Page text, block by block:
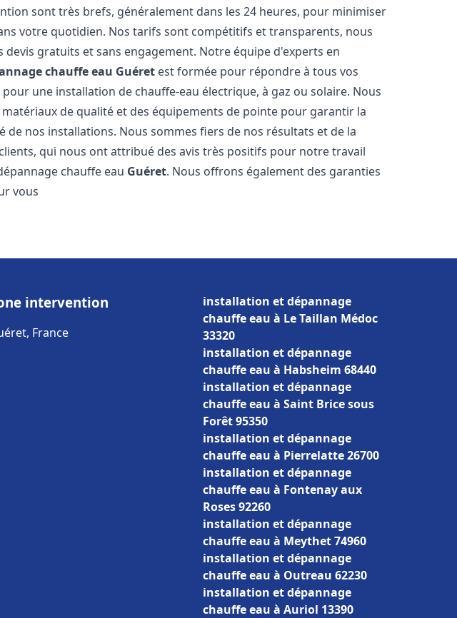
sont très brefs, généralement dans les 24 heures, pour minimiser
votre quotidien. Nos tarifs sont compétitifs et transparents, nous
devis gratuits et sans engagement. Notre équipe d'experts en
chauffe eau Guéret est formée pour répondre à tous vos
une installation de chauffe-eau électrique, à gaz ou solaire. Nous
de qualité et des équipements de pointe pour garantir la
de nos installations. Nous sommes fiers de nos résultats et de la
qui nous ont attribué des avis très positifs pour notre travail
chauffe eau Guéret. Nous offrons également des garanties
vous
intervention
France
installation et dépannage
chauffe eau à Le Taillan Médoc
33320
installation et dépannage
chauffe eau à Habsheim 68440
installation et dépannage
chauffe eau à Saint Brice sous
Forêt 95350
installation et dépannage
chauffe eau à Pierrelatte 26700
installation et dépannage
chauffe eau à Fontenay aux
Roses 92260
installation et dépannage
chauffe eau à Meythet 74960
installation et dépannage
chauffe eau à Outreau 62230
installation et dépannage
chauffe eau à Auriol 13390